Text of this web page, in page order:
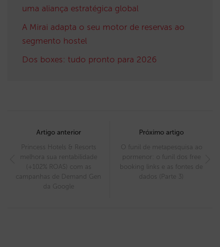
uma aliança estratégica global
A Mirai adapta o seu motor de reservas ao
segmento hostel
Dos boxes: tudo pronto para 2026
navigation
Artigo anterior
Princess Hotels & Resorts
melhora sua rentabilidade
(+102% ROAS) com as
campanhas de Demand Gen
da Google
Próximo artigo
O funil de metapesquisa ao
pormenor: o funil dos free
booking links e as fontes de
dados (Parte 3)